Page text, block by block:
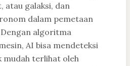
atau galaksi, dan
dalam pemetaan
algoritma
AI bisa mendeteksi
mudah terlihat oleh